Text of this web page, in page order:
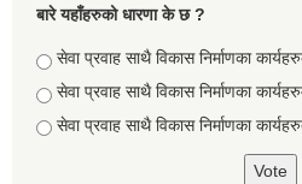
बारे यहाँहरुको धारणा के छ ?
Choices
सेवा प्रवाह साथै विकास निर्माणका
सेवा प्रवाह साथै विकास निर्माणका
सेवा प्रवाह साथै विकास निर्माणका